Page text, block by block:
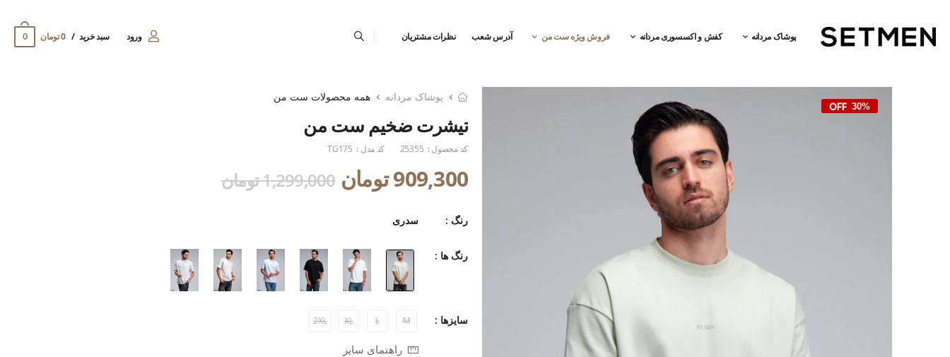
پوشاک مردانه کفش و اکسسوری مردانه فروش ویژه ست من آدرس شعب نظرات مشتریان ورود سبد خرید 0 تومان 0
30%
پوشاک مردانه همه محصولات ست من
تیشرت ضخیم ست من
کد محصول : 25355 کد مدل : TG175
909,300 تومان 1,299,000 تومان
رنگ : سدری
رنگ ها :
سایزها : M
L
XL
2XL
راهنمای سایز